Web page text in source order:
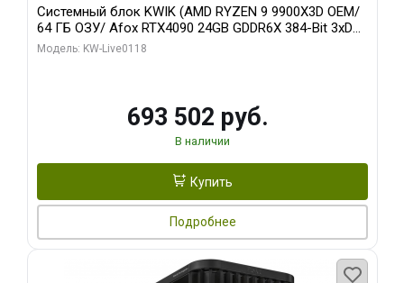
Системный блок KWIK (AMD RYZEN 9 9900X3D OEM/
64 ГБ ОЗУ/ Afox RTX4090 24GB GDDR6X 384-Bit 3xDP
HDMI ATX Turbo/ 960 ГБ SSD)
Модель: KW-Live0118
693 502 руб.
В наличии
Купить
Подробнее